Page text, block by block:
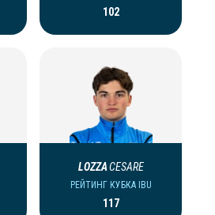
102
LOZZACESARE
РЕЙТИНГ КУБКА IBU
117